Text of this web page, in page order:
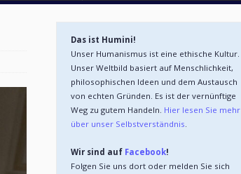
Das ist Humini!
Unser Humanismus ist eine ethische Kultur.
Unser Weltbild basiert auf Menschlichkeit,
philosophischen Ideen und dem Austausch
von echten Gründen. Es ist der vernünftige
Weg zu gutem Handeln. Hier lesen Sie mehr
über unser Selbstverständnis.
Wir sind auf Facebook!
Folgen Sie uns dort oder melden Sie sich